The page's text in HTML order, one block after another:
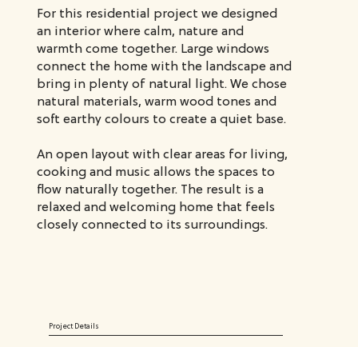
For this residential project we designed
an interior where calm, nature and
warmth come together. Large windows
connect the home with the landscape and
bring in plenty of natural light. We chose
natural materials, warm wood tones and
soft earthy colours to create a quiet base.
An open layout with clear areas for living,
cooking and music allows the spaces to
flow naturally together. The result is a
relaxed and welcoming home that feels
closely connected to its surroundings.
Project Details